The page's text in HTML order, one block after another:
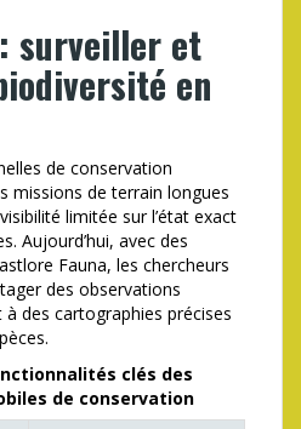
: surveiller et
en
de conservation
missions de terrain longues
limitée sur l’état exact
Aujourd’hui, avec des
Fauna, les chercheurs
des observations
des cartographies précises
clés des
de conservation